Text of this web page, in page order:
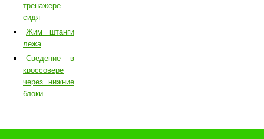
тренажере
сидя
Жим штанги
лежа
Сведение в
кроссовере
через нижние
блоки